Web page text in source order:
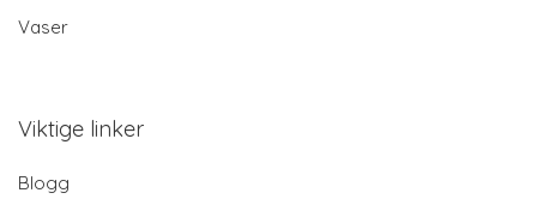
Vaser
Viktige linker
Blogg